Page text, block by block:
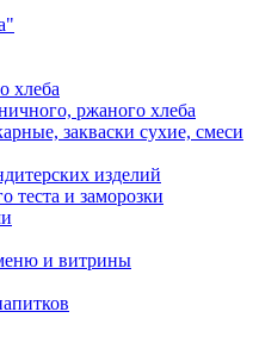
хлеба
ржаного хлеба
закваски сухие, смеси
изделий
теста и заморозки
и витрины